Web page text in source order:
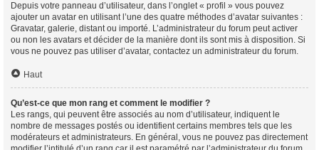
Depuis votre panneau d’utilisateur, dans l’onglet « profil » vous pouvez
ajouter un avatar en utilisant l’une des quatre méthodes d’avatar suivantes :
Gravatar, galerie, distant ou importé. L’administrateur du forum peut activer
ou non les avatars et décider de la manière dont ils sont mis à disposition. Si
vous ne pouvez pas utiliser d’avatar, contactez un administrateur du forum.
Haut
Qu’est-ce que mon rang et comment le modifier ?
Les rangs, qui peuvent être associés au nom d’utilisateur, indiquent le
nombre de messages postés ou identifient certains membres tels que les
modérateurs et administrateurs. En général, vous ne pouvez pas directement